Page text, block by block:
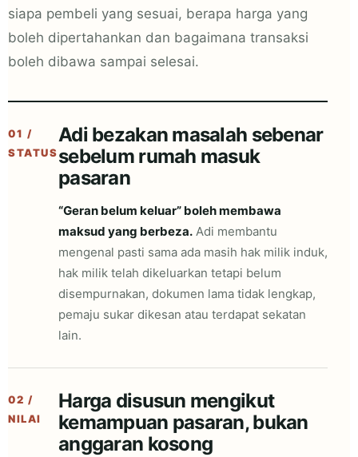
siapa pembeli yang sesuai, berapa harga yang
boleh dipertahankan dan bagaimana transaksi
boleh dibawa sampai selesai.
01 /
STATUS
Adi bezakan masalah sebenar
sebelum rumah masuk
pasaran
“Geran belum keluar” boleh membawa
maksud yang berbeza. Adi membantu
mengenal pasti sama ada masih hak milik induk,
hak milik telah dikeluarkan tetapi belum
disempurnakan, dokumen lama tidak lengkap,
pemaju sukar dikesan atau terdapat sekatan
lain.
02 /
NILAI
Harga disusun mengikut
kemampuan pasaran, bukan
anggaran kosong